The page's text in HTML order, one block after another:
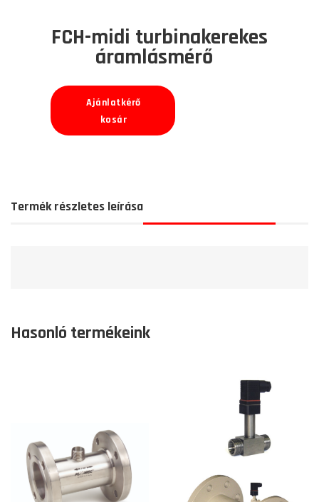
FCH-midi turbinakerekes
áramlásmérő
Ajánlatkérő
kosár
Termék részletes leírása
Hasonló termékeink